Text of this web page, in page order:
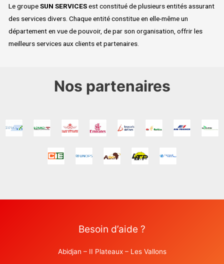
Le groupeSUN SERVICESest constitué de plusieurs entités assurant
des services divers. Chaque entité constitue en elle-même un
département en vue de pouvoir, de par son organisation, offrir les
meilleurs services aux clients et partenaires.
Nos partenaires
Besoin d’aide ?
Abidjan – II Plateaux – Les Vallons